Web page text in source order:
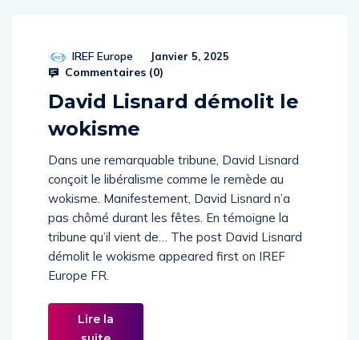
IREF Europe Janvier 5, 2025
Commentaires (0)
David Lisnard démolit le
wokisme
Dans une remarquable tribune, David Lisnard
conçoit le libéralisme comme le remède au
wokisme. Manifestement, David Lisnard n’a
pas chômé durant les fêtes. En témoigne la
tribune qu’il vient de… The post David Lisnard
démolit le wokisme appeared first on IREF
Europe FR.
Lire la